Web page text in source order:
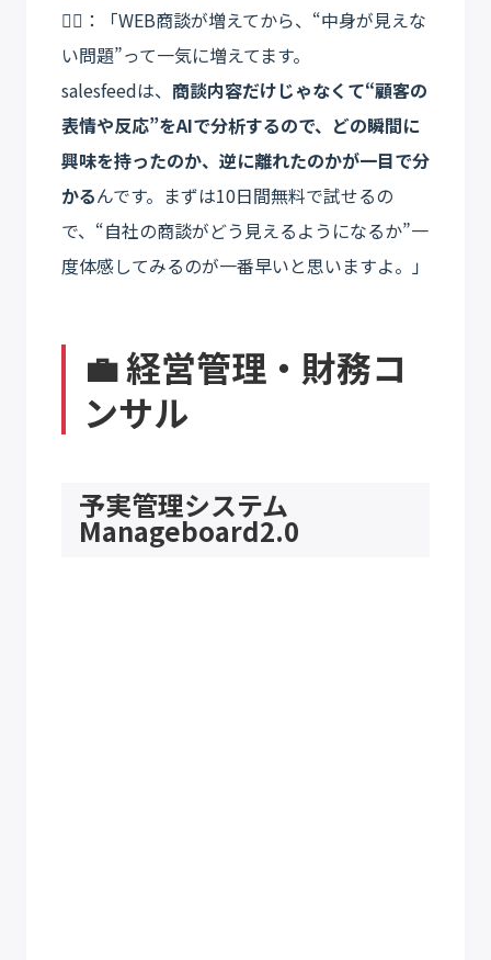
💁‍♀️：「WEB商談が増えてから、“中身が見えな
い問題”って一気に増えてます。
salesfeedは、 商談内容だけじゃなくて“顧客の
表情や反応”をAIで分析するので、どの瞬間に
興味を持ったのか、逆に離れたのかが一目で分
かるんです。まずは10日間無料で試せるの
で、“自社の商談がどう見えるようになるか”一
度体感してみるのが一番早いと思いますよ。」
💼 経営管理・財務コ
ンサル
予実管理システム
Manageboard2.0